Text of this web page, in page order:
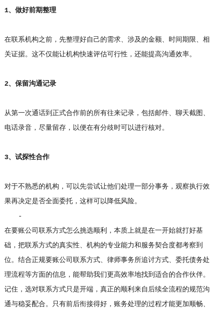
1、做好前期整理
在联系机构之前，先整理好自己的需求、涉及的金额、时间期限、相
关证据。这不仅能让机构快速评估可行性，还能提高沟通效率。
2、保留沟通记录
从第一次通话到正式合作前的所有往来记录，包括邮件、聊天截图、
电话录音，尽量留存，以便在有分歧时可以进行核对。
3、试探性合作
对于不熟悉的机构，可以先尝试让他们处理一部分事务，观察执行效
果再决定是否全面委托，这样可以降低风险。
-
在要账公司联系方式怎么挑选顺利，本质上就是在一开始就打好基
础，把联系方式的真实性、机构的专业能力和服务契合度都考察到
位。结合正规要账公司联系方式、律师事务所追讨方式、委托债务处
理流程等方面的信息，能帮助我们更高效率地找到适合的合作伙伴。
记住，选对联系方式只是开端，真正的顺利来自后续全流程的规范沟
通与稳妥配合。只有前后衔接得好，账务处理的过程才能更加顺畅、